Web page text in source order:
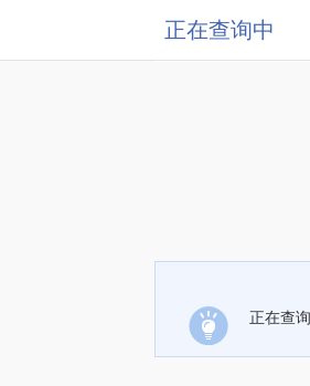
正在查询中
正在查